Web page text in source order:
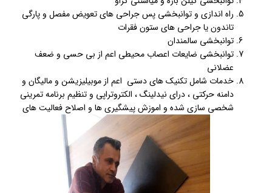
راه اندازی و توانبخشی پس جراحی های تعویض مفصل و پارگی
تاندون یا جراحی های ستون فقرات
توانبخشی سالمندان
توانبخشی ضایعات اعصاب محیطی اعم از بی حسی و ضعف
عضلانی
خدمات شامل تکنیک های دستی اعم از موبیلیزیشن و مالیگان و
دامنه حرکتی ، درای نیدلینگ ، الکتروتراپی و تنظیم برنامه تمرینی
شخصی سازی شده و اموزش پیشگیری ها و اصلاح فعالیت های